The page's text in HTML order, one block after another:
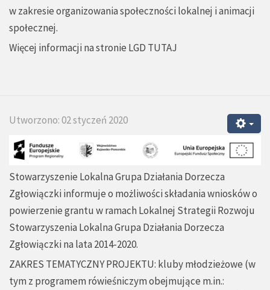
w zakresie organizowania społeczności lokalnej i animacji
społecznej.
Więcej informacji na stronie LGD TUTAJ
Utworzono: 02 styczeń 2020
Stowarzyszenie Lokalna Grupa Działania Dorzecza
Zgłowiączki informuje o możliwości składania wniosków o
powierzenie grantu w ramach Lokalnej Strategii Rozwoju
Stowarzyszenia Lokalna Grupa Działania Dorzecza
Zgłowiączki na lata 2014-2020.
ZAKRES TEMATYCZNY PROJEKTU: kluby młodzieżowe (w
tym z programem rówieśniczym obejmujące m.in.: